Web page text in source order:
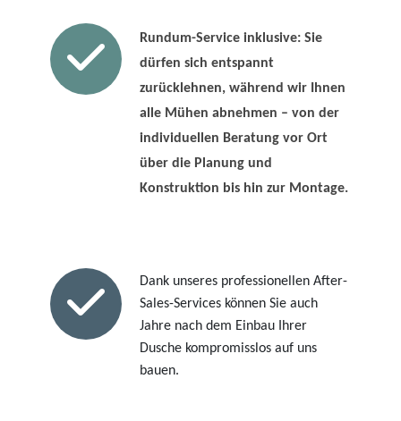
Rundum-Service inklusive: Sie
dürfen sich entspannt
zurücklehnen, während wir Ihnen
alle Mühen abnehmen – von der
individuellen Beratung vor Ort
über die Planung und
Konstruktion bis hin zur Montage.
Dank unseres professionellen After-
Sales-Services können Sie auch
Jahre nach dem Einbau Ihrer
Dusche kompromisslos auf uns
bauen.